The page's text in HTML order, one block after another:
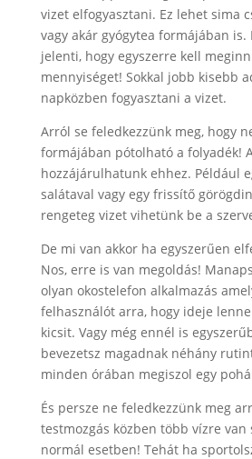
vizet elfogyasztani. Ez lehet sima
vagy akár gyógytea formájában is.
jelenti, hogy egyszerre kell
mennyiséget! Sokkal jobb kisebb
napközben fogyasztani a vizet.
Arról se feledkezzünk meg, hogy
formájában pótolható a folyadék!
hozzájárulhatunk ehhez. Például
salátaval vagy egy frissítő
rengeteg vizet vihetünk be a
De mi van akkor ha egyszerűen
Nos, erre is van megoldás!
olyan okostelefon alkalmazás
felhasználót arra, hogy ideje
kicsit. Vagy még ennél is
bevezetsz magadnak néhány
minden órában megiszol egy
És persze ne feledkezzünk meg
testmozgás közben több vízre
normál esetben! Tehát ha